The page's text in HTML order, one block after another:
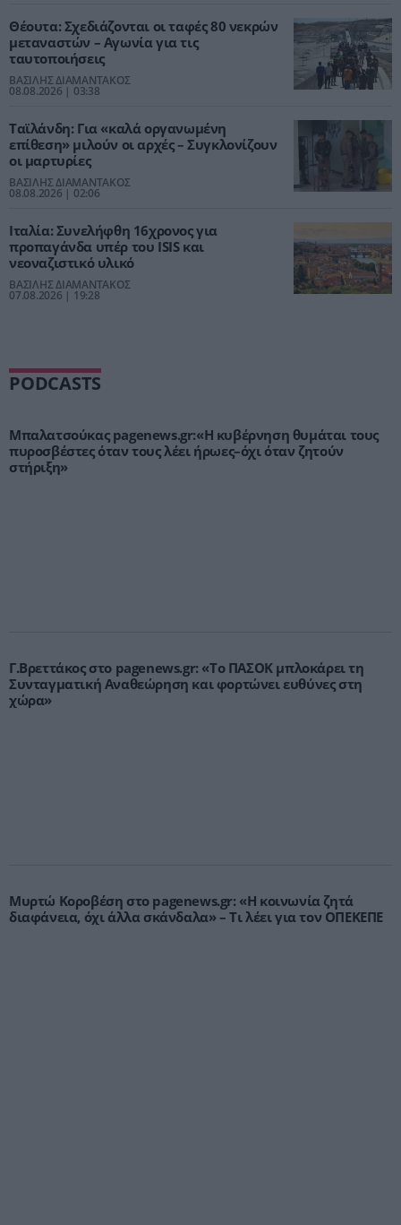
Θέουτα: Σχεδιάζονται οι ταφές 80 νεκρών
μεταναστών – Αγωνία για τις
ταυτοποιήσεις
ΒΑΣΙΛΗΣ ΔΙΑΜΑΝΤΑΚΟΣ
08.08.2026 | 03:38
Ταϊλάνδη: Για «καλά οργανωμένη
επίθεση» μιλούν οι αρχές – Συγκλονίζουν
οι μαρτυρίες
ΒΑΣΙΛΗΣ ΔΙΑΜΑΝΤΑΚΟΣ
08.08.2026 | 02:06
Ιταλία: Συνελήφθη 16χρονος για
προπαγάνδα υπέρ του ISIS και
νεοναζιστικό υλικό
ΒΑΣΙΛΗΣ ΔΙΑΜΑΝΤΑΚΟΣ
07.08.2026 | 19:28
PODCASTS
Μπαλατσούκας pagenews.gr:«Η κυβέρνηση θυμάται τους
πυροσβέστες όταν τους λέει ήρωες–όχι όταν ζητούν
στήριξη»
Γ.Βρεττάκος στο pagenews.gr: «Το ΠΑΣΟΚ μπλοκάρει τη
Συνταγματική Αναθεώρηση και φορτώνει ευθύνες στη
χώρα»
Μυρτώ Κοροβέση στο pagenews.gr: «Η κοινωνία ζητά
διαφάνεια, όχι άλλα σκάνδαλα» – Τι λέει για τον ΟΠΕΚΕΠΕ